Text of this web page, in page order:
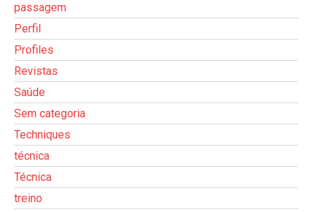
passagem
Perfil
Profiles
Revistas
Saúde
Sem categoria
Techniques
técnica
Técnica
treino